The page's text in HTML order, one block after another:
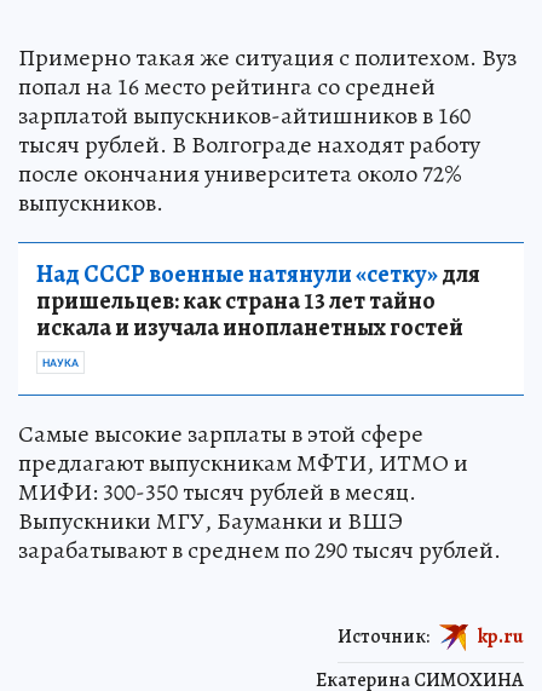
Примерно такая же ситуация с политехом. Вуз
попал на 16 место рейтинга со средней
зарплатой выпускников-айтишников в 160
тысяч рублей. В Волгограде находят работу
после окончания университета около 72%
выпускников.
Над СССР военные натянули «сетку»для
пришельцев: как страна 13 лет тайно
искала и изучала инопланетных гостей
НАУКА
Самые высокие зарплаты в этой сфере
предлагают выпускникам МФТИ, ИТМО и
МИФИ: 300-350 тысяч рублей в месяц.
Выпускники МГУ, Бауманки и ВШЭ
зарабатывают в среднем по 290 тысяч рублей.
Екатерина СИМОХИНА
Источник: kp.ru